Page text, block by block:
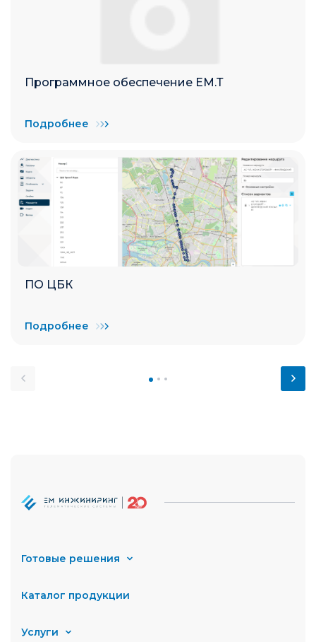
Программное обеспечение ЕМ.Т
Подробнее
ПО ЦБК
Подробнее
Готовые решения
Каталог продукции
Услуги